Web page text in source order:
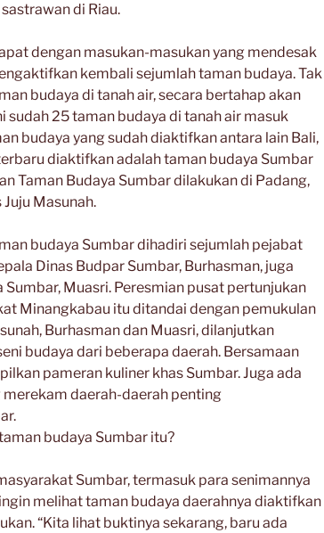
di Riau.
dengan masukan-masukan yang mendesak
kembali sejumlah taman budaya. Tak
budaya di tanah air, secara bertahap akan
sudah 25 taman budaya di tanah air masuk
budaya yang sudah diaktifkan antara lain Bali,
diaktifkan adalah taman budaya Sumbar
Taman Budaya Sumbar dilakukan di Padang,
Juju Masunah.
budaya Sumbar dihadiri sejumlah pejabat
Dinas Budpar Sumbar, Burhasman, juga
Sumbar, Muasri. Peresmian pusat pertunjukan
Minangkabau itu ditandai dengan pemukulan
Burhasman dan Muasri, dilanjutkan
budaya dari beberapa daerah. Bersamaan
pameran kuliner khas Sumbar. Juga ada
merekam daerah-daerah penting
budaya Sumbar itu?
Sumbar, termasuk para senimannya
melihat taman budaya daerahnya diaktifkan
“Kita lihat buktinya sekarang, baru ada